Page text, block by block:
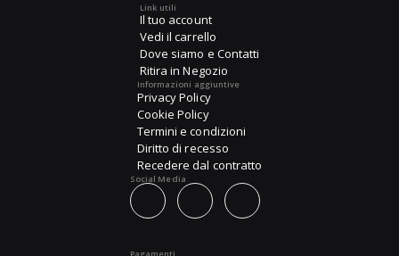
Link utili
Il tuo account
Vedi il carrello
Dove siamo e Contatti
Ritira in Negozio
Informazioni aggiuntive
Privacy Policy
Cookie Policy
Termini e condizioni
Diritto di recesso
Recedere dal contratto
Social Media